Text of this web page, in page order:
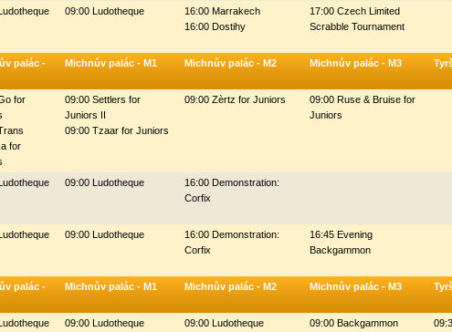
09:00 Ludotheque
16:00 Marrakech
16:00 Dostihy
17:00 Czech Limited
Scrabble Tournament
palác -
Michnův palác - M1 Michnův palác - M2 Michnův palác - M3
for
for
09:00 Settlers for
Juniors II
09:00 Tzaar for Juniors
09:00 Zèrtz for Juniors
09:00 Ruse & Bruise for
Juniors
09:00 Ludotheque
16:00 Demonstration:
Corfix
09:00 Ludotheque
16:00 Demonstration:
Corfix
16:45 Evening
Backgammon
palác -
Michnův palác - M1 Michnův palác - M2 Michnův palác - M3
09:00 Ludotheque 09:00 Ludotheque 09:00 Backgammon